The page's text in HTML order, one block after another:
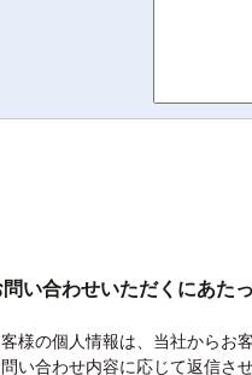
問い合わせいただくにあた
様の個人情報は、当社からお
い合わせ内容に応じて返信さ